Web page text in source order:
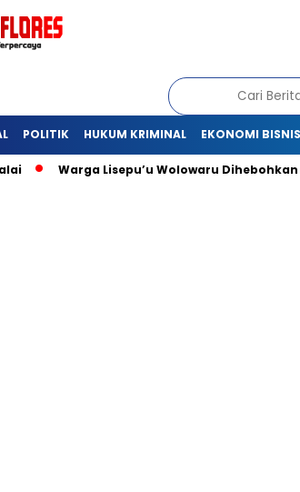
POLITIK HUKUM KRIMINAL EKONOMI BISNIS
Warga Lisepu’u Wolowaru Dihebohkan